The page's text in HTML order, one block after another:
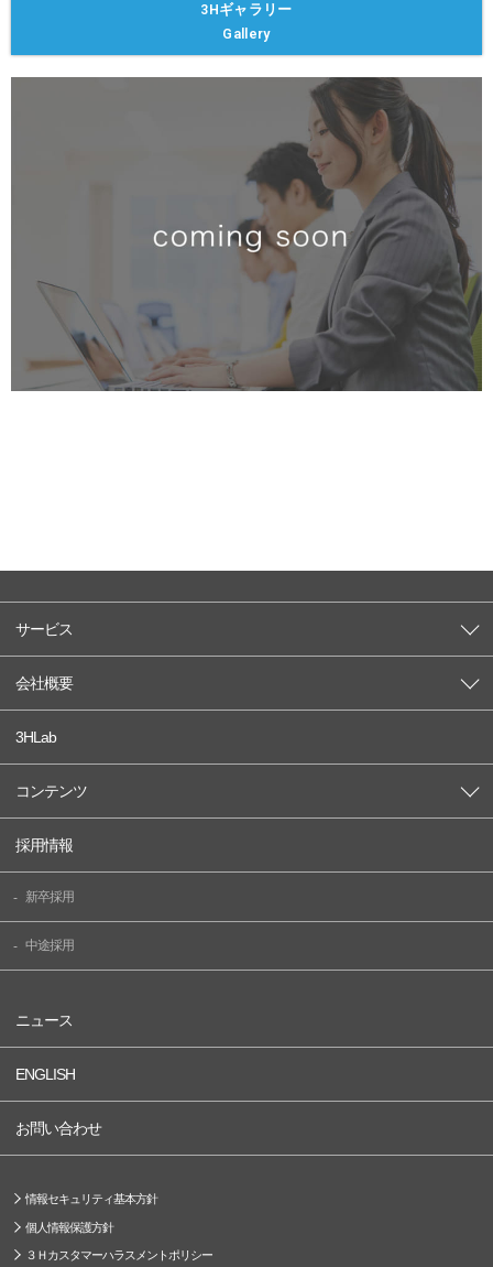
3Hギャラリー
Gallery
サービス
会社概要
3HLab
コンテンツ
採用情報
新卒採用
中途採用
ニュース
ENGLISH
お問い合わせ
情報セキュリティ基本方針
個人情報保護方針
３Ｈカスタマーハラスメントポリシー